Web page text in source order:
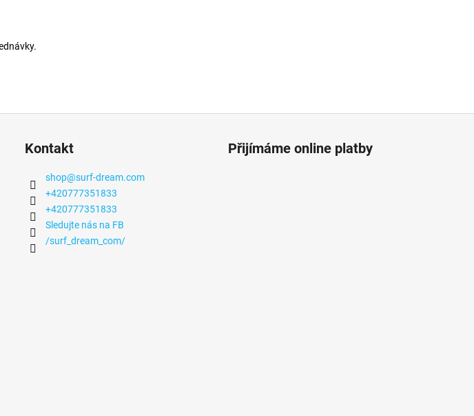
Kontakt
shop@surf-dream.com
+420777351833
+420777351833
Sledujte nás na FB
/surf_dream_com/
Přijímáme online platby